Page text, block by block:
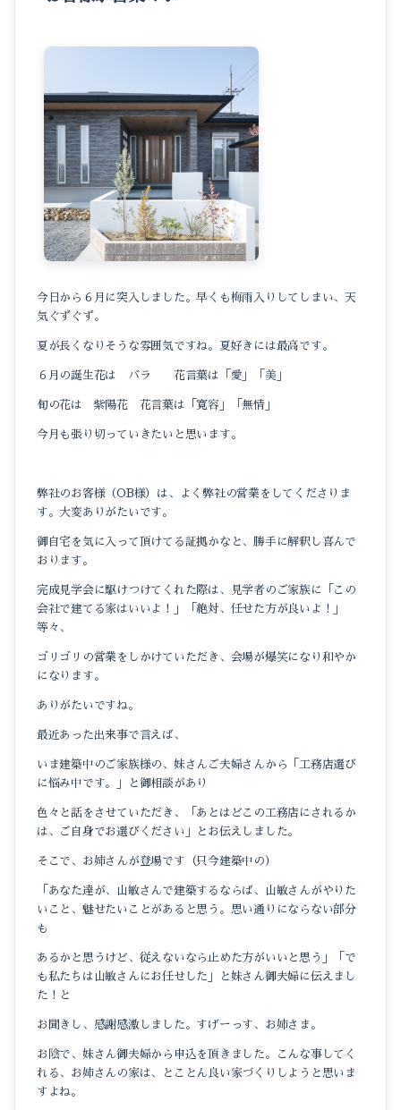
今日から６月に突入しました。早くも梅雨入りしてしまい、天
気ぐずぐず。
夏が長くなりそうな雰囲気ですね。夏好きには最高です。
６月の誕生花は バラ 花言葉は「愛」「美」
旬の花は 紫陽花 花言葉は「寛容」「無情」
今月も張り切っていきたいと思います。
弊社のお客様（OB様）は、よく弊社の営業をしてくださりま
す。大変ありがたいです。
御自宅を気に入って頂けてる証拠かなと、勝手に解釈し喜んで
おります。
完成見学会に駆けつけてくれた際は、見学者のご家族に「この
会社で建てる家はいいよ！」「絶対、任せた方が良いよ！」
等々、
ゴリゴリの営業をしかけていただき、会場が爆笑になり和やか
になります。
ありがたいですね。
最近あった出来事で言えば、
いま建築中のご家族様の、妹さんご夫婦さんから「工務店選び
に悩み中です。」と御相談があり
色々と話をさせていただき、「あとはどこの工務店にされるか
は、ご自身でお選びください」とお伝えしました。
そこで、お姉さんが登場です（只今建築中の）
「あなた達が、山敏さんで建築するならば、山敏さんがやりた
いこと、魅せたいことがあると思う。思い通りにならない部分
も
あるかと思うけど、従えないなら止めた方がいいと思う」「で
も私たちは山敏さんにお任せした」と妹さん御夫婦に伝えまし
た！と
お聞きし、感謝感激しました。すげーっす、お姉さま。
お陰で、妹さん御夫婦から申込を頂きました。こんな事してく
れる、お姉さんの家は、とことん良い家づくりしようと思いま
すよね。